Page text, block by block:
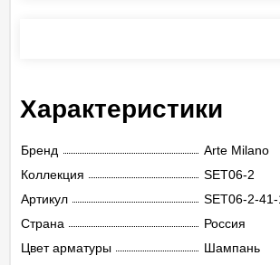
Характеристики
Бренд
Arte Milano
Коллекция
SET06-2
Артикул
SET06-2-
Страна
Россия
Цвет арматуры
Шампань